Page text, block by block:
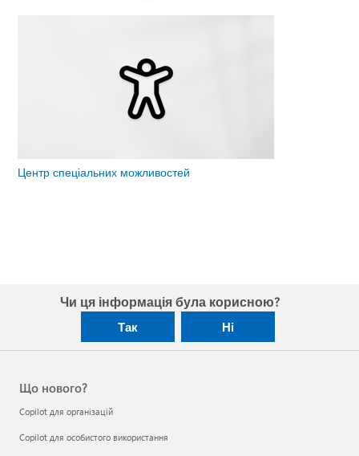
Центр спеціальних можливостей
Чи ця інформація була корисною?
Так Ні
Що нового?
Copilot для організацій
Copilot для особистого використання